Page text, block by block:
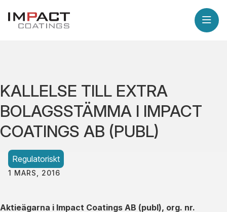
KALLELSE TILL EXTRA
BOLAGSSTÄMMA I IMPACT
COATINGS AB (PUBL)
Regulatoriskt
1 MARS, 2016
Aktieägarna i Impact Coatings AB (publ), org. nr.